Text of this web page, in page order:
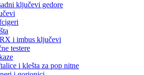
ključevi gedore
i imbus ključevi
testere
i klešta za pop nitne